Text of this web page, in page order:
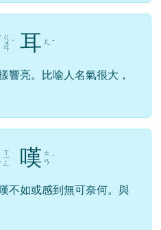
ㄍ
ㄨ
ㄢ
ˋ 耳 ㄦ ˇ
響亮。比喻人名氣很大，
ㄒ
ㄧ
ㄥ 嘆 ㄊ
ㄢ ˋ
不如或感到無可奈何。與